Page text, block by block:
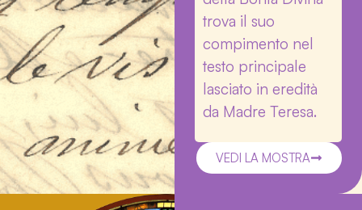
trova il suo
compimento nel
testo principale
lasciato in eredità
da Madre Teresa.
VEDI LA MOSTRA